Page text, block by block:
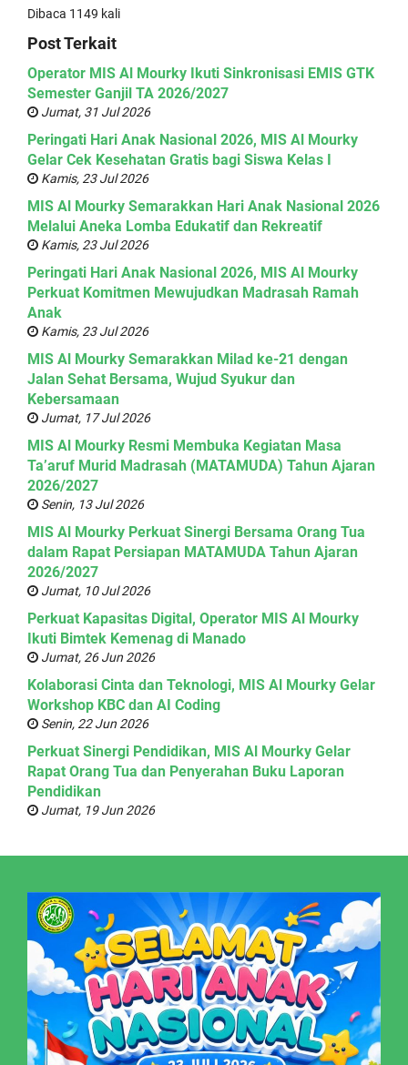
Dibaca 1149 kali
Post Terkait
Operator MIS Al Mourky Ikuti Sinkronisasi EMIS GTK
Semester Ganjil TA 2026/2027
Jumat, 31 Jul 2026
Peringati Hari Anak Nasional 2026, MIS Al Mourky
Gelar Cek Kesehatan Gratis bagi Siswa Kelas I
Kamis, 23 Jul 2026
MIS Al Mourky Semarakkan Hari Anak Nasional 2026
Melalui Aneka Lomba Edukatif dan Rekreatif
Kamis, 23 Jul 2026
Peringati Hari Anak Nasional 2026, MIS Al Mourky
Perkuat Komitmen Mewujudkan Madrasah Ramah
Anak
Kamis, 23 Jul 2026
MIS Al Mourky Semarakkan Milad ke-21 dengan
Jalan Sehat Bersama, Wujud Syukur dan
Kebersamaan
Jumat, 17 Jul 2026
MIS Al Mourky Resmi Membuka Kegiatan Masa
Ta’aruf Murid Madrasah (MATAMUDA) Tahun Ajaran
2026/2027
Senin, 13 Jul 2026
MIS Al Mourky Perkuat Sinergi Bersama Orang Tua
dalam Rapat Persiapan MATAMUDA Tahun Ajaran
2026/2027
Jumat, 10 Jul 2026
Perkuat Kapasitas Digital, Operator MIS Al Mourky
Ikuti Bimtek Kemenag di Manado
Jumat, 26 Jun 2026
Kolaborasi Cinta dan Teknologi, MIS Al Mourky Gelar
Workshop KBC dan AI Coding
Senin, 22 Jun 2026
Perkuat Sinergi Pendidikan, MIS Al Mourky Gelar
Rapat Orang Tua dan Penyerahan Buku Laporan
Pendidikan
Jumat, 19 Jun 2026